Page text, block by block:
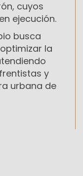
cuyos
ejecución.
busca
la
y
urbana de